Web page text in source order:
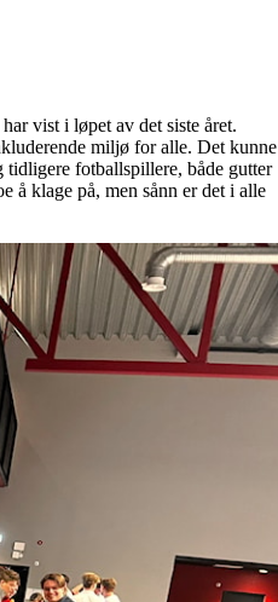
vist i løpet av det siste året.
miljø for alle. Det kunne
fotballspillere, både gutter
å klage på, men sånn er det i alle